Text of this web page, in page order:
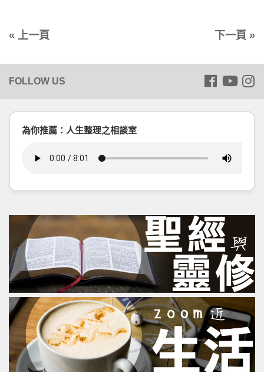
« 上一頁 下一頁 »
為你推薦：人生整理之相談室